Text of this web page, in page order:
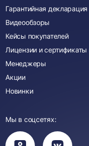
Гарантийная декларация
Видеообзоры
Кейсы покупателей
Лицензии и сертификаты
Менеджеры
Акции
Новинки
Мы в соцсетях:
Вы
перейдете
Вы
перейдете